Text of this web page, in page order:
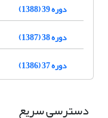
دوره 39 (1388)
دوره 38 (1387)
دوره 37 (1386)
دسترسی سریع